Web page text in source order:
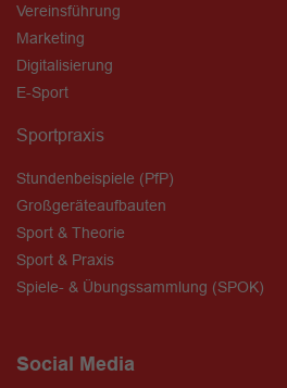
Vereinsführung
Marketing
Digitalisierung
E-Sport
Sportpraxis
Stundenbeispiele (PfP)
Großgeräteaufbauten
Sport & Theorie
Sport & Praxis
Spiele- & Übungssammlung (SPOK)
Social Media